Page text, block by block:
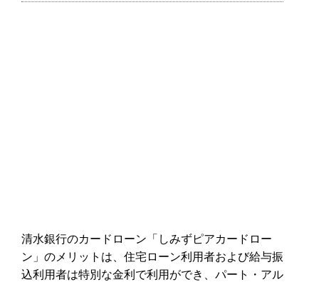
清水銀行のカードローン「しみずピアカードロー
ン」のメリットは、住宅ローン利用者および給与振
込利用者は特別な金利で利用ができ、パート・アル